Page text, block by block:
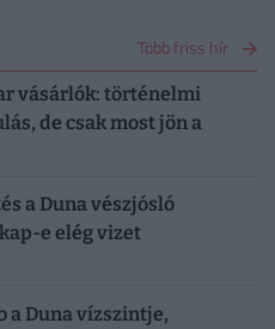
Több friss hír
vásárlók: történelmi
de csak most jön a
a Duna vészjósló
e elég vizet
a Duna vízszintje,